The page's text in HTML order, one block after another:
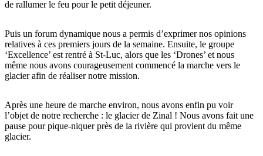
de rallumer le feu pour le petit déjeuner.
Puis un forum dynamique nous a permis d’exprimer nos opinions
relatives à ces premiers jours de la semaine. Ensuite, le groupe
‘Excellence’ est rentré à St-Luc, alors que les ‘Drones’ et nous
même nous avons courageusement commencé la marche vers le
glacier afin de réaliser notre mission.
Après une heure de marche environ, nous avons enfin pu voir
l’objet de notre recherche : le glacier de Zinal ! Nous avons fait une
pause pour pique-niquer près de la rivière qui provient du même
glacier.